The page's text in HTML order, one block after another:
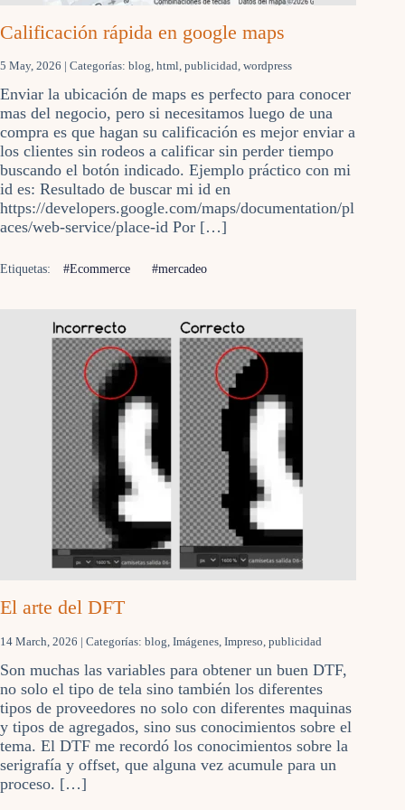
Calificación rápida en google maps
5 May, 2026 | Categorías: blog, html, publicidad, wordpress
Enviar la ubicación de maps es perfecto para conocer
mas del negocio, pero si necesitamos luego de una
compra es que hagan su calificación es mejor enviar a
los clientes sin rodeos a calificar sin perder tiempo
buscando el botón indicado. Ejemplo práctico con mi
id es: Resultado de buscar mi id en
https://developers.google.com/maps/documentation/pl
aces/web-service/place-id Por […]
Etiquetas: #Ecommerce #mercadeo
El arte del DFT
14 March, 2026 | Categorías: blog Imágenes Impreso publicidad
Son muchas las variables para obtener un buen DTF,
no solo el tipo de tela sino también los diferentes
tipos de proveedores no solo con diferentes maquinas
y tipos de agregados, sino sus conocimientos sobre el
tema. El DTF me recordó los conocimientos sobre la
serigrafía y offset, que alguna vez acumule para un
proceso. […]